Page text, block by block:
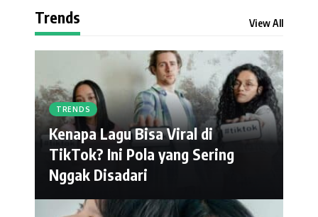
Trends View All
TRENDS
Kenapa Lagu Bisa Viral di
TikTok? Ini Pola yang Sering
Nggak Disadari